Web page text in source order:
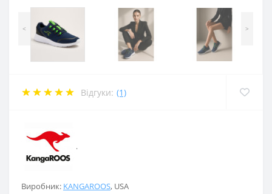
< >
Відгуки: (1)
Виробник: KANGAROOS, USA
.